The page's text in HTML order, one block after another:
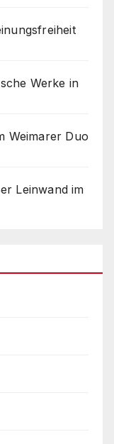
Werke in
Weimarer Duo
Leinwand im